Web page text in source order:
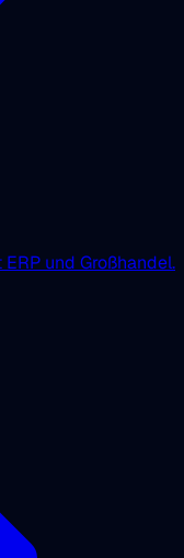
und Großhandel.